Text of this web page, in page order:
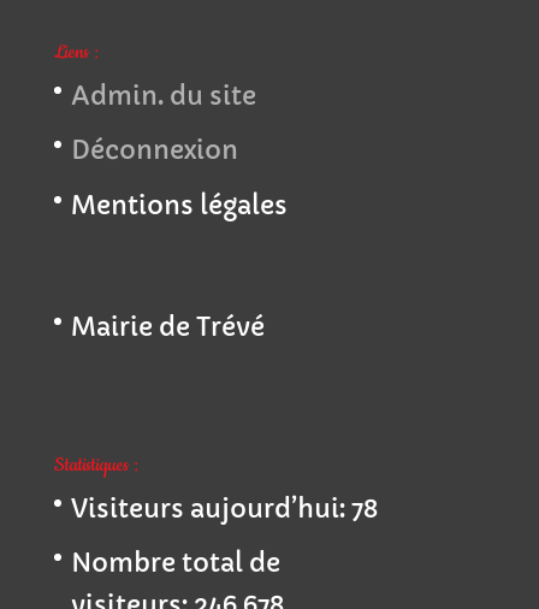
Liens :
Admin. du site
Déconnexion
Mentions légales
Mairie de Trévé
Statistiques :
Visiteurs aujourd’hui:78
Nombre total de